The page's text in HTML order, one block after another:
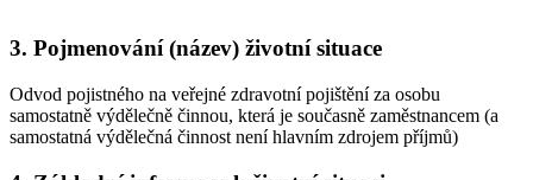
3. Pojmenování (název) životní situace
Odvod pojistného na veřejné zdravotní pojištění za osobu
samostatně výdělečně činnou, která je současně zaměstnancem (a
samostatná výdělečná činnost není hlavním zdrojem příjmů)